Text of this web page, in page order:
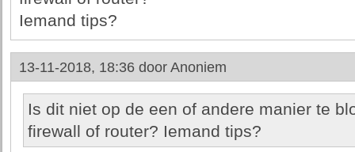
Iemand tips?
13-11-2018, 18:36 door Anoniem
Is dit niet op de een of andere manier te
firewall of router? Iemand tips?